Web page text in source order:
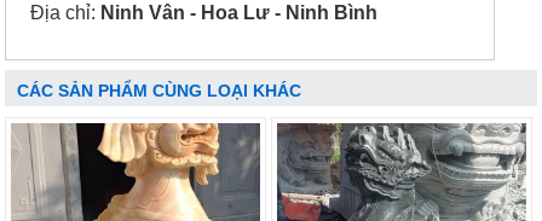
Địa chỉ: Ninh Vân - Hoa Lư - Ninh Bình
CÁC SẢN PHẨM CÙNG LOẠI KHÁC